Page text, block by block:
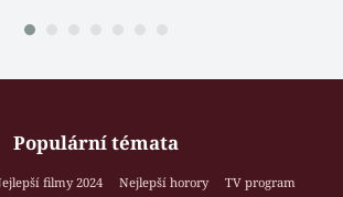
Populární témata
filmy 2024 Nejlepší horory
TV program